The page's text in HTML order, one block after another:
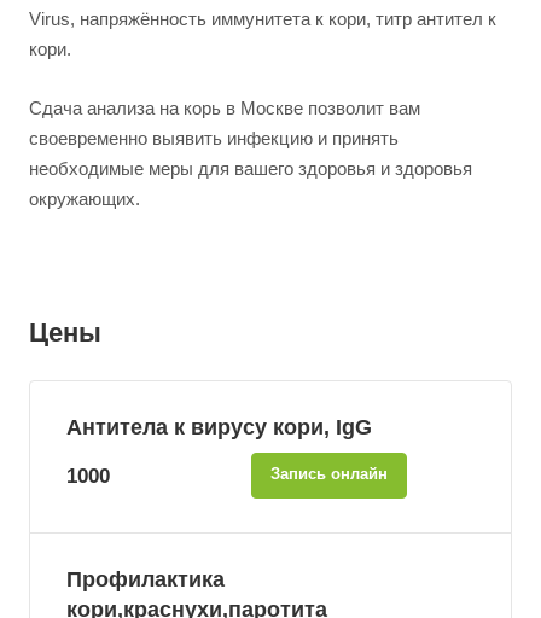
Virus, напряжённость иммунитета к кори, титр антител к
кори.
Сдача анализа на корь в Москве позволит вам
своевременно выявить инфекцию и принять
необходимые меры для вашего здоровья и здоровья
окружающих.
Цены
Антитела к вирусу кори, IgG
1000 Запись онлайн
Профилактика
кори,краснухи,паротита